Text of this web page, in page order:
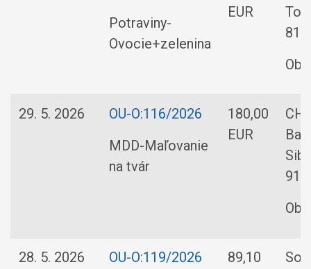
Potraviny-
Ovocie+zelenina
EUR
29. 5. 2026
OU-O:116/2026
MDD-Maľovanie
na tvár
180,00
EUR
28. 5. 2026
OU-O:119/2026
89,10